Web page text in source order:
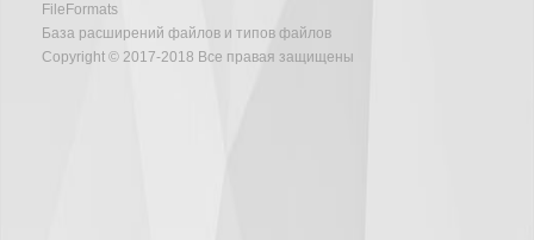
FileFormats
База расширений файлов и типов файлов
Copyright © 2017-2018 Все правая защищены